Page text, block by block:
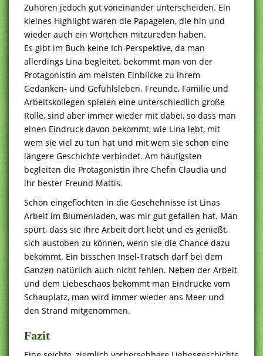
Zuhören jedoch gut voneinander unterscheiden. Ein
kleines Highlight waren die Papageien, die hin und
wieder auch ein Wörtchen mitzureden haben.
Es gibt im Buch keine Ich-Perspektive, da man
allerdings Lina begleitet, bekommt man von der
Protagonistin am meisten Einblicke zu ihrem
Gedanken- und Gefühlsleben. Freunde, Familie und
Arbeitskollegen spielen eine unterschiedlich große
Rolle, sind aber immer wieder mit dabei, so dass man
einen Eindruck davon bekommt, wie Lina lebt, mit
wem sie viel zu tun hat und mit wem sie schon eine
längere Geschichte verbindet. Am häufigsten
begleiten die Protagonistin ihre Chefin Claudia und
ihr bester Freund Mattis.
Schön eingeflochten in die Geschehnisse ist Linas
Arbeit im Blumenladen, was mir gut gefallen hat. Man
spürt, dass sie ihre Arbeit dort liebt und es genießt,
sich austoben zu können, wenn sie die Chance dazu
bekommt. Ein bisschen Insel-Tratsch darf bei dem
Ganzen natürlich auch nicht fehlen. Neben der Arbeit
und dem Liebeschaos bekommt man Eindrücke vom
Schauplatz, man wird immer wieder ans Meer und
den Strand mitgenommen.
Fazit